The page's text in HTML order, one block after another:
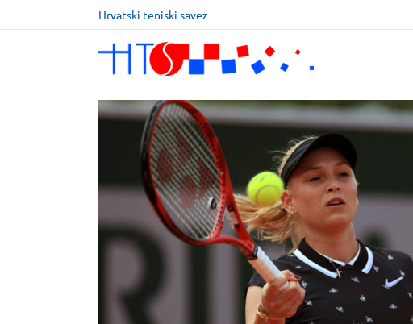
Hrvatski teniski savez